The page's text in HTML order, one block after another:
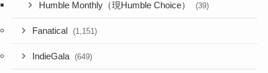
Humble Monthly（現Humble Choice） (39)
Fanatical (1,151)
IndieGala (649)